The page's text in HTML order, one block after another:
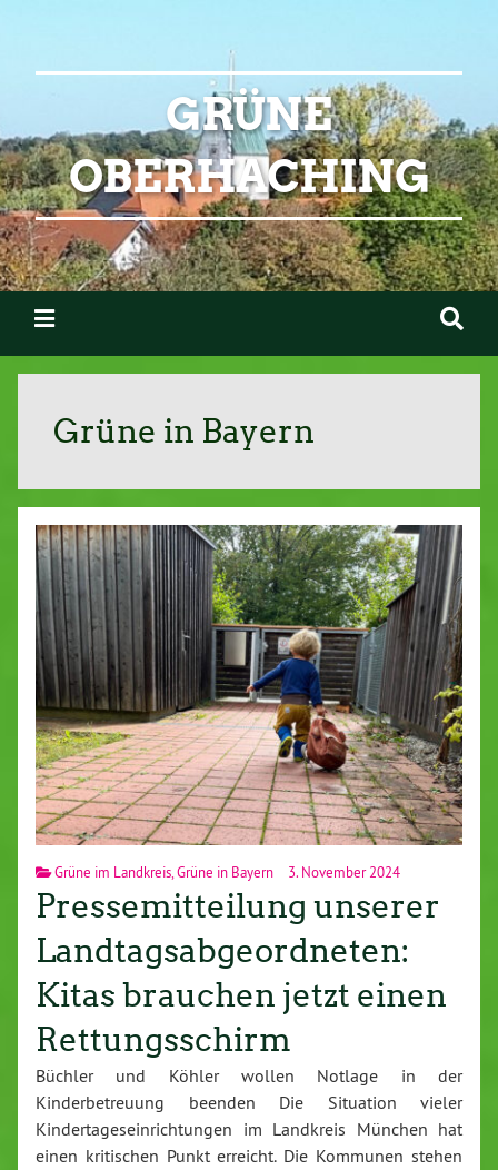
GRÜNE
OBERHACHING
Grüne in Bayern
Grüne im Landkreis,Grüne in Bayern 3. November 2024
Pressemitteilung unserer
Landtagsabgeordneten:
Kitas brauchen jetzt einen
Rettungsschirm
Büchler und Köhler wollen Notlage in der
Kinderbetreuung beenden Die Situation vieler
Kindertageseinrichtungen im Landkreis München hat
einen kritischen Punkt erreicht. Die Kommunen stehen